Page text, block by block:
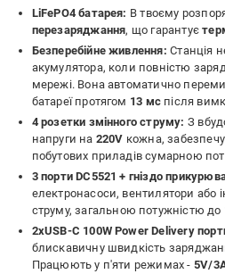
LiFePO4 батарея: В твоєму
перезаряджання, що гарантує
Безперебійне живлення:Станція
акумулятора, коли повністю
мережі. Вона автоматично
батареї протягом 13 мспісля
4 розетки змінного струму: З
напруги на 220V кожна,
побутових приладів сумарною
3 порти DC5521 + гніздо
електронасоси, вентилятори або
струму, загальною потужністю до
2xUSB-C 100W Power Delivery
блискавичну швидкість
Працюють у п'яти режимах - 5V/